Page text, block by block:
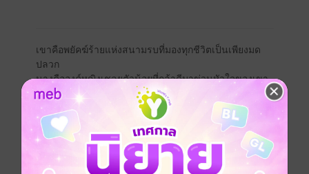
เขาคือพยัคฆ์ร้ายแห่งสนามรบที่มองทุกชีวิตเป็นเพียงมด
ปลวก
นางคือองค์หญิงเชลยตัวน้อยที่กล้าดีมาข่วนหัวใจของเขา
เล่น
จากที่คิดจะกักขังนางไว้เป็นเพียงของเล่นแก้เบื่อ สุดท้าย
กลับกลายเป็นเขาเองที่ยอมสยบแทบเท้านาง และพร้อมจะ
ขย้ำทุกคนที่กล้าแตะต้อง "ของรัก" ของเขา